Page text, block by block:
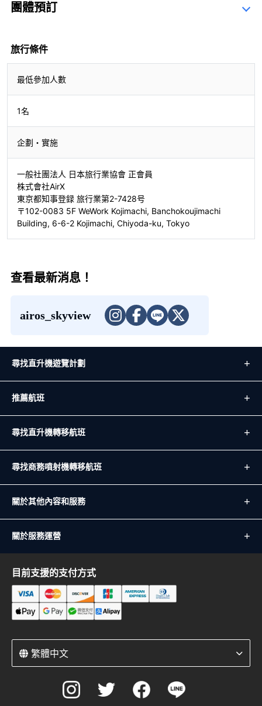
團體預訂
旅行條件
最低參加人數
1名
企劃・實施
一般社團法人 日本旅行業協會 正會員
株式會社AirX
東京都知事登録 旅行業第2-7428号
〒102-0083 5F WeWork Kojimachi, Banchokoujimachi
Building, 6-6-2 Kojimachi, Chiyoda-ku, Tokyo
查看最新消息！
airos_skyview
尋找直升機遊覽計劃
推薦航班
尋找直升機轉移航班
尋找商務噴射機轉移航班
關於其他內容和服務
關於服務運營
目前支援的支付方式
繁體中文